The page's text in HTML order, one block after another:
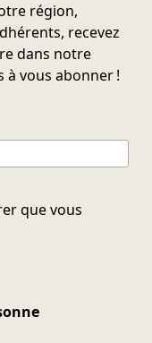
région,
recevez
dans notre
à vous abonner !
que vous